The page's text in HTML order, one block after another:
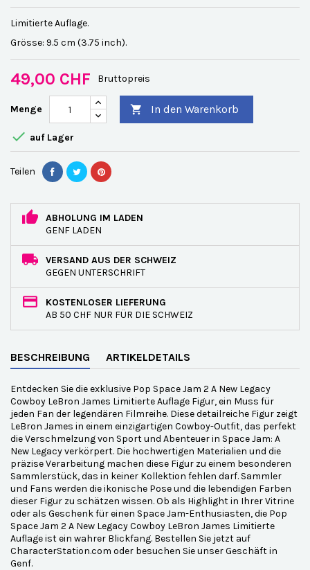
Limitierte Auflage.
Grösse: 9.5 cm (3.75 inch).
49,00 CHF Bruttopreis
Menge  In den Warenkorb
 auf Lager
Teilen
ABHOLUNG IM LADEN
GENF LADEN
VERSAND AUS DER SCHWEIZ
GEGEN UNTERSCHRIFT
KOSTENLOSER LIEFERUNG
AB 50 CHF NUR FÜR DIE SCHWEIZ
BESCHREIBUNG ARTIKELDETAILS
Entdecken Sie die exklusive Pop Space Jam 2 A New Legacy
Cowboy LeBron James Limitierte Auflage Figur, ein Muss für
jeden Fan der legendären Filmreihe. Diese detailreiche Figur zeigt
LeBron James in einem einzigartigen Cowboy-Outfit, das perfekt
die Verschmelzung von Sport und Abenteuer in Space Jam: A
New Legacy verkörpert. Die hochwertigen Materialien und die
präzise Verarbeitung machen diese Figur zu einem besonderen
Sammlerstück, das in keiner Kollektion fehlen darf. Sammler
und Fans werden die ikonische Pose und die lebendigen Farben
dieser Figur zu schätzen wissen. Ob als Highlight in Ihrer Vitrine
oder als Geschenk für einen Space Jam-Enthusiasten, die Pop
Space Jam 2 A New Legacy Cowboy LeBron James Limitierte
Auflage ist ein wahrer Blickfang. Bestellen Sie jetzt auf
CharacterStation.com oder besuchen Sie unser Geschäft in
Genf.